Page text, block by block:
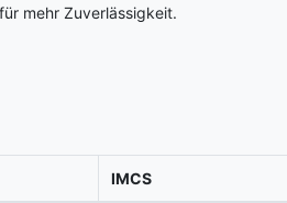
mehr Zuverlässigkeit.
IMCS